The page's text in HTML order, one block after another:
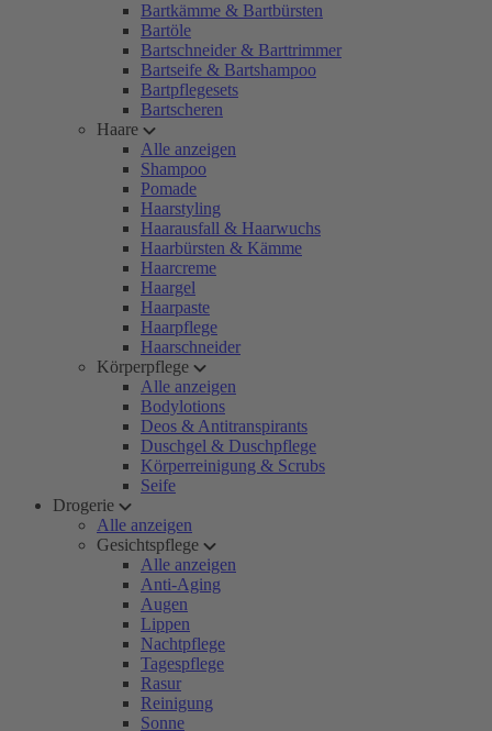
Bartkämme & Bartbürsten
Bartöle
Bartschneider & Barttrimmer
Bartseife & Bartshampoo
Bartpflegesets
Bartscheren
Haare
Alle anzeigen
Shampoo
Pomade
Haarstyling
Haarausfall & Haarwuchs
Haarbürsten & Kämme
Haarcreme
Haargel
Haarpaste
Haarpflege
Haarschneider
Körperpflege
Alle anzeigen
Bodylotions
Deos & Antitranspirants
Duschgel & Duschpflege
Körperreinigung & Scrubs
Seife
Drogerie
Alle anzeigen
Gesichtspflege
Alle anzeigen
Anti-Aging
Augen
Lippen
Nachtpflege
Tagespflege
Rasur
Reinigung
Sonne